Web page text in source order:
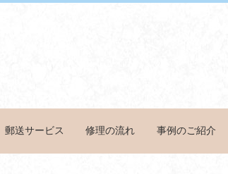
郵送サービス 修理の流れ 事例のご紹介